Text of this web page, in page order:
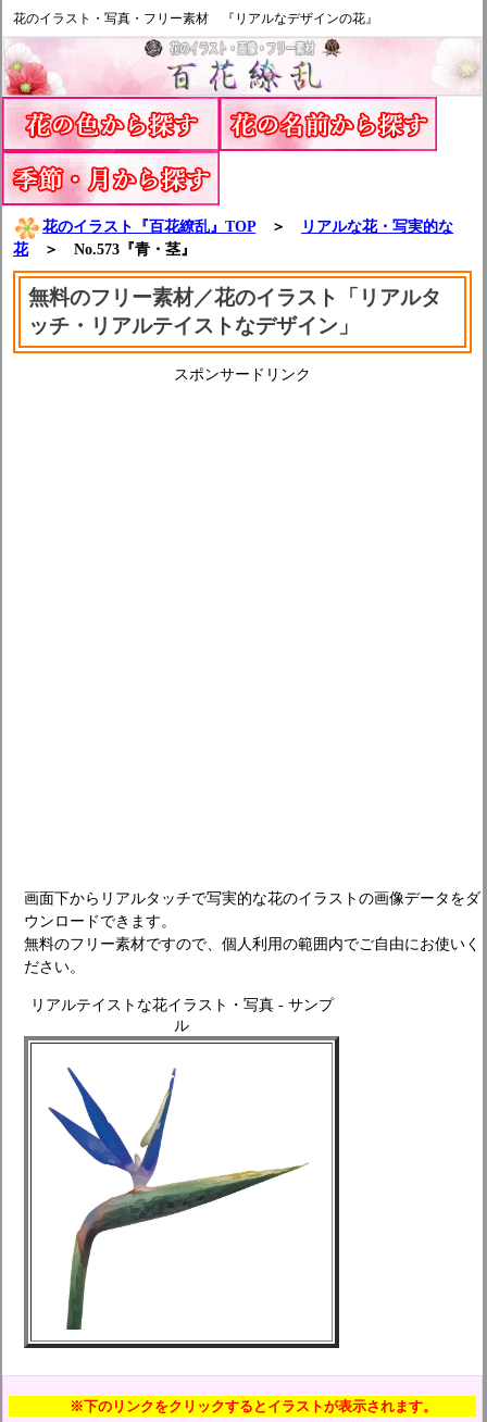
花のイラスト・写真・フリー素材 『リアルなデザインの花』
花のイラスト『百花繚乱』TOP ＞
リアルな花・写実的な
花＞ No.573『青・茎』
無料のフリー素材／花のイラスト「リアルタ
ッチ・リアルテイストなデザイン」
スポンサードリンク
画面下からリアルタッチで写実的な花のイラストの画像データをダ
ウンロードできます。
無料のフリー素材ですので、個人利用の範囲内でご自由にお使いく
ださい。
リアルテイストな花イラスト・写真 - サンプ
ル
※下のリンクをクリックするとイラストが表示されます。